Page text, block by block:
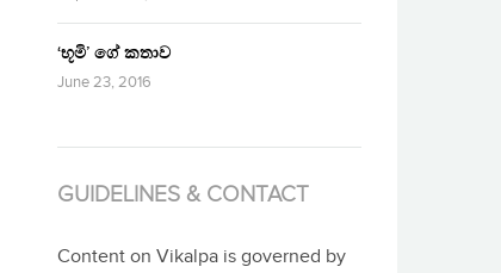
‘භූමි’ ගේ කතාව
June 23, 2016
GUIDELINES & CONTACT
Content on Vikalpa is governed by